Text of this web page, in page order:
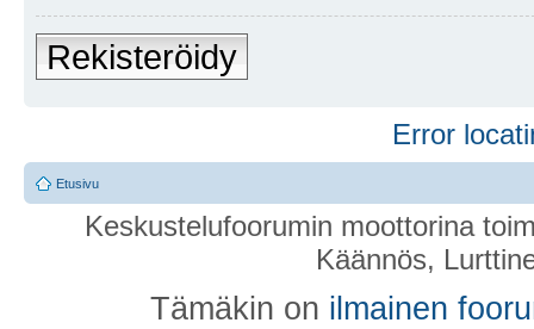
Rekisteröidy
Error
Etusivu
Keskustelufoorumin moottorina
Käännös,
Tämäkin on ilmainen